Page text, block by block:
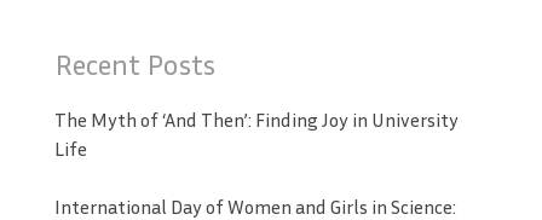
Recent Posts
The Myth of ‘And Then’: Finding Joy in University
Life
International Day of Women and Girls in Science: